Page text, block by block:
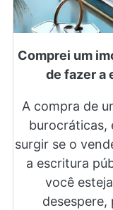
Comprei um
de fazer a
A compra de
burocráticas,
surgir se o
a escritura
você
desespere,